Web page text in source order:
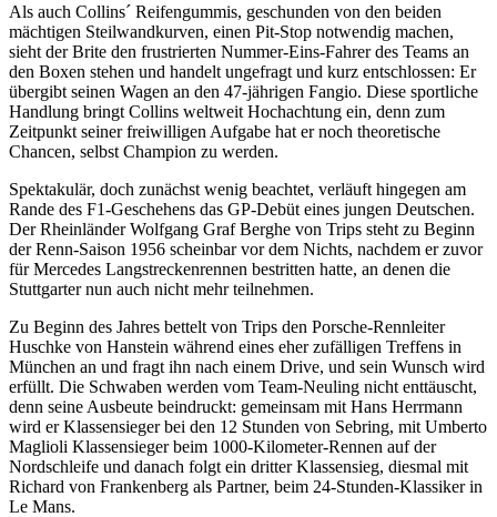
Als auch Collins´ Reifengummis, geschunden von den beiden
mächtigen Steilwandkurven, einen Pit-Stop notwendig machen,
sieht der Brite den frustrierten Nummer-Eins-Fahrer des Teams an
den Boxen stehen und handelt ungefragt und kurz entschlossen: Er
übergibt seinen Wagen an den 47-jährigen Fangio. Diese sportliche
Handlung bringt Collins weltweit Hochachtung ein, denn zum
Zeitpunkt seiner freiwilligen Aufgabe hat er noch theoretische
Chancen, selbst Champion zu werden.
Spektakulär, doch zunächst wenig beachtet, verläuft hingegen am
Rande des F1-Geschehens das GP-Debüt eines jungen Deutschen.
Der Rheinländer Wolfgang Graf Berghe von Trips steht zu Beginn
der Renn-Saison 1956 scheinbar vor dem Nichts, nachdem er zuvor
für Mercedes Langstreckenrennen bestritten hatte, an denen die
Stuttgarter nun auch nicht mehr teilnehmen.
Zu Beginn des Jahres bettelt von Trips den Porsche-Rennleiter
Huschke von Hanstein während eines eher zufälligen Treffens in
München an und fragt ihn nach einem Drive, und sein Wunsch wird
erfüllt. Die Schwaben werden vom Team-Neuling nicht enttäuscht,
denn seine Ausbeute beindruckt: gemeinsam mit Hans Herrmann
wird er Klassensieger bei den 12 Stunden von Sebring, mit Umberto
Maglioli Klassensieger beim 1000-Kilometer-Rennen auf der
Nordschleife und danach folgt ein dritter Klassensieg, diesmal mit
Richard von Frankenberg als Partner, beim 24-Stunden-Klassiker in
Le Mans.